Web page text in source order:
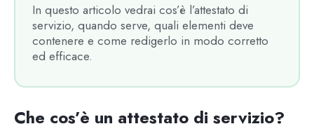
In questo articolo vedrai cos’è l’attestato di
servizio, quando serve, quali elementi deve
contenere e come redigerlo in modo corretto
ed efficace.
Che cos’è un attestato di servizio?